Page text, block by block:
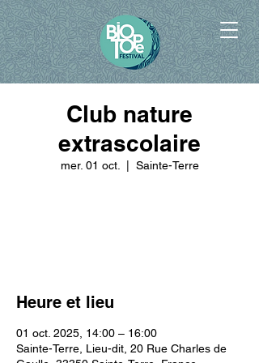
Club nature
extrascolaire
mer. 01 oct. Sainte-Terre
Heure et lieu
01 oct. 2025, 14:00 – 16:00
Sainte-Terre, Lieu-dit, 20 Rue Charles de